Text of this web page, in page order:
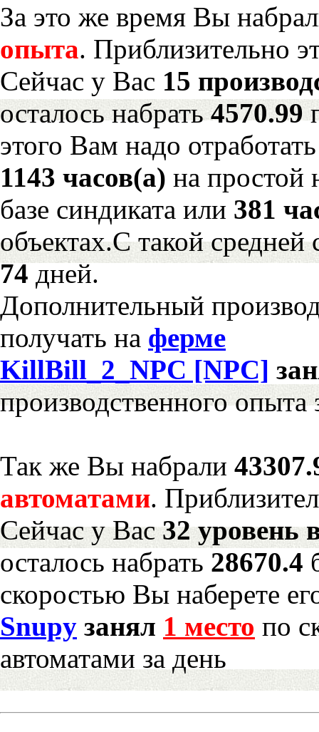
За это же время Вы
опыта. Приблизительно
Сейчас у Вас 15
осталось набрать4570.99
этого Вам надо отработать
1143 часов(а) на
базе синдиката или 381
объектах.С такой средней
74дней.
Дополнительный
получать на ферме
KillBill_2_NPC [NPC]
производственного опыта
Так же Вы набрали
автоматами.
Сейчас у Вас32 уровень
осталось набрать 28670.4
скоростью Вы наберете
Snupy занял 1 место по
автоматами за день